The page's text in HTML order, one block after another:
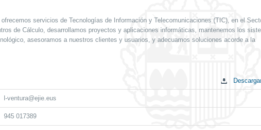
servicios de Tecnologías de Información y Telecomunicaciones (TIC), en el
de Cálculo, desarrollamos proyectos y aplicaciones informáticas, mantenemos los
asesoramos a nuestros clientes y usuarios, y adecuamos soluciones acorde a la
l-ventura@ejie.eus
945 017389